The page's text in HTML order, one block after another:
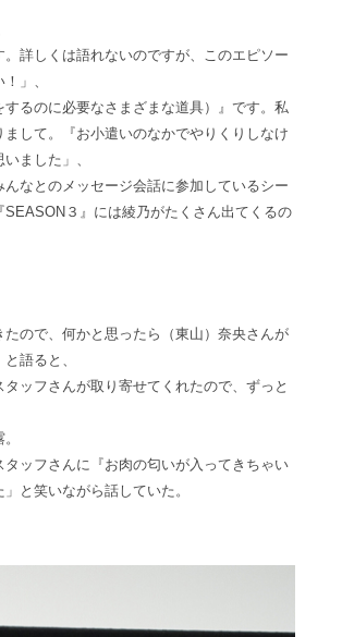
詳しくは語れないのですが、このエピソー
」、
るのに必要なさまざまな道具）』です。私
して。『お小遣いのなかでやりくりしなけ
ました」、
なとのメッセージ会話に参加しているシー
３』には綾乃がたくさん出てくるの
ので、何かと思ったら（東山）奈央さんが
語ると、
ッフさんが取り寄せてくれたので、ずっと
ッフさんに『お肉の匂いが入ってきちゃい
と笑いながら話していた。